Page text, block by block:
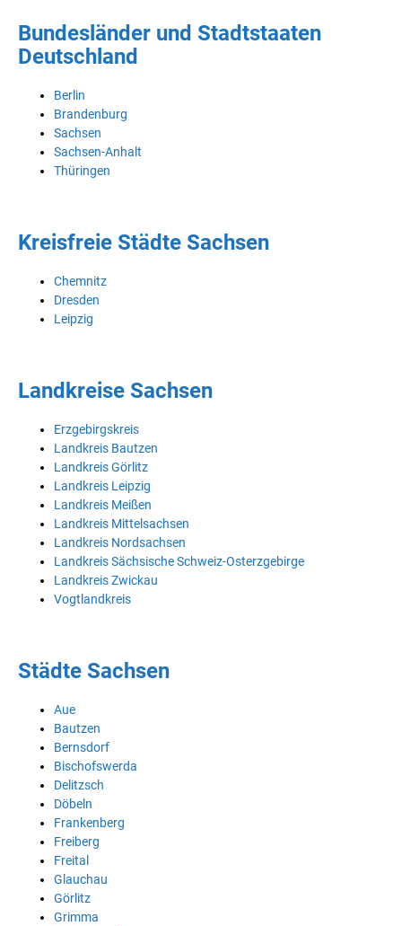
Bundesländer und Stadtstaaten
Deutschland
Berlin
Brandenburg
Sachsen
Sachsen-Anhalt
Thüringen
Kreisfreie Städte Sachsen
Chemnitz
Dresden
Leipzig
Landkreise Sachsen
Erzgebirgskreis
Landkreis Bautzen
Landkreis Görlitz
Landkreis Leipzig
Landkreis Meißen
Landkreis Mittelsachsen
Landkreis Nordsachsen
Landkreis Sächsische Schweiz-Osterzgebirge
Landkreis Zwickau
Vogtlandkreis
Städte Sachsen
Aue
Bautzen
Bernsdorf
Bischofswerda
Delitzsch
Döbeln
Frankenberg
Freiberg
Freital
Glauchau
Görlitz
Grimma